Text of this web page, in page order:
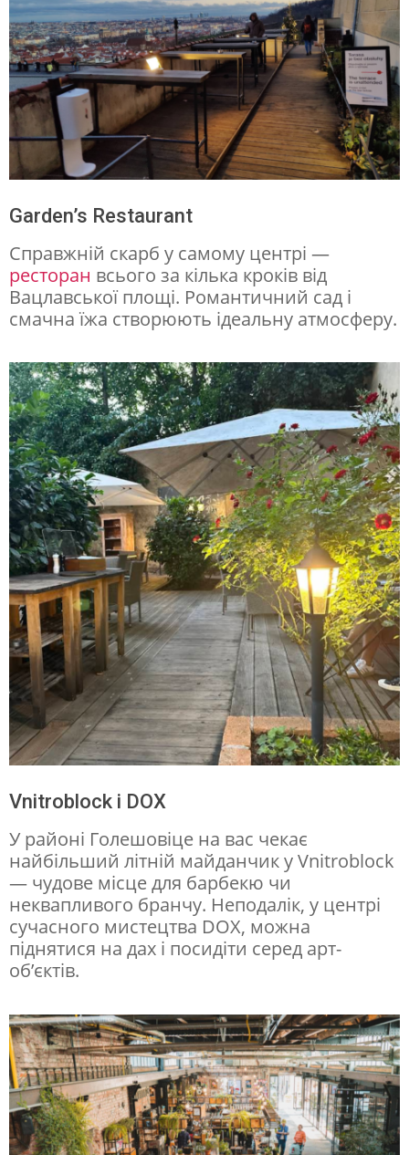
Garden’s Restaurant
Справжній скарб у самому центрі —
ресторан всього за кілька кроків від
Вацлавської площі. Романтичний сад і
смачна їжа створюють ідеальну атмосферу.
Vnitroblock і DOX
У районі Голешовіце на вас чекає
найбільший літній майданчик у Vnitroblock
— чудове місце для барбекю чи
неквапливого бранчу. Неподалік, у центрі
сучасного мистецтва DOX, можна
піднятися на дах і посидіти серед арт-
об’єктів.